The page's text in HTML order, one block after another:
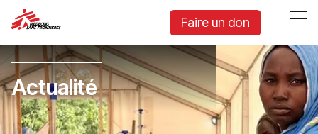
Faire un don
Actualité